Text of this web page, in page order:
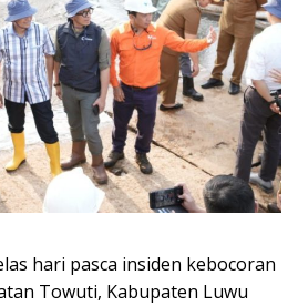
hari pasca insiden kebocoran
Towuti, Kabupaten Luwu